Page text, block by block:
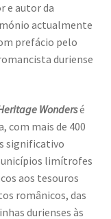
e autor da
actualmente
prefácio pelo
duriense
Wondersé
com mais de 400
significativo
limítrofes
aos tesouros
românicos, das
durienses às